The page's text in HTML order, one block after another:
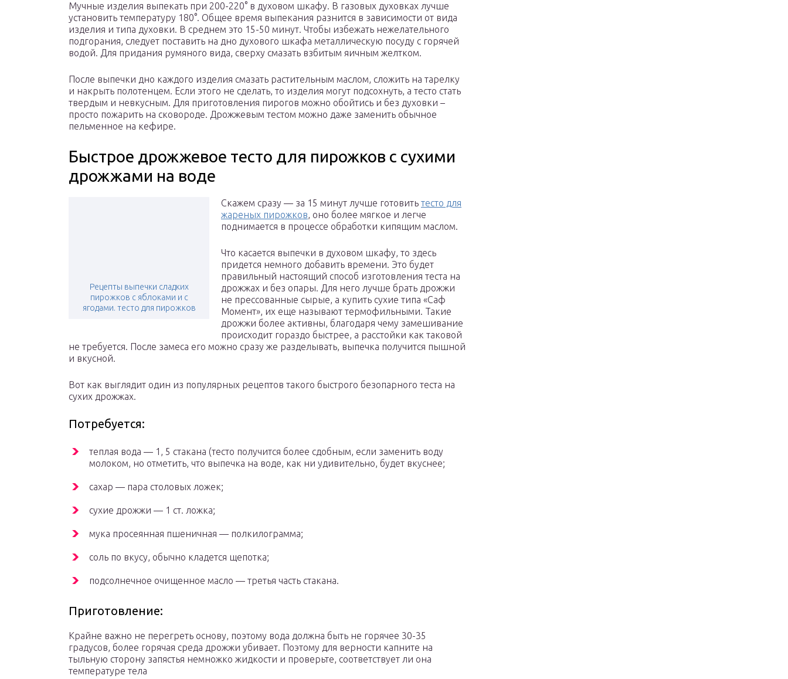
Мучные изделия выпекать при 200-220° в духовом шкафу. В газовых духовках лучше
установить температуру 180°. Общее время выпекания разнится в зависимости от вида
изделия и типа духовки. В среднем это 15-50 минут. Чтобы избежать нежелательного
подгорания, следует поставить на дно духового шкафа металлическую посуду с горячей
водой. Для придания румяного вида, сверху смазать взбитым яичным желтком.
После выпечки дно каждого изделия смазать растительным маслом, сложить на тарелку
и накрыть полотенцем. Если этого не сделать, то изделия могут подсохнуть, а тесто стать
твердым и невкусным. Для приготовления пирогов можно обойтись и без духовки –
просто пожарить на сковороде. Дрожжевым тестом можно даже заменить обычное
пельменное на кефире.
Быстрое дрожжевое тесто для пирожков с сухими
дрожжами на воде
Рецепты выпечки сладких
пирожков с яблоками и с
ягодами. тесто для пирожков
Скажем сразу — за 15 минут лучше готовить тесто для
жареных пирожков, оно более мягкое и легче
поднимается в процессе обработки кипящим маслом.
Что касается выпечки в духовом шкафу, то здесь
придется немного добавить времени. Это будет
правильный настоящий способ изготовления теста на
дрожжах и без опары. Для него лучше брать дрожжи
не прессованные сырые, а купить сухие типа «Саф
Момент», их еще называют термофильными. Такие
дрожжи более активны, благодаря чему замешивание
происходит гораздо быстрее, а расстойки как таковой
не требуется. После замеса его можно сразу же разделывать, выпечка получится пышной
и вкусной.
Вот как выглядит один из популярных рецептов такого быстрого безопарного теста на
сухих дрожжах.
Потребуется:
теплая вода — 1, 5 стакана (тесто получится более сдобным, если заменить воду
молоком, но отметить, что выпечка на воде, как ни удивительно, будет вкуснее;
сахар — пара столовых ложек;
сухие дрожжи — 1 ст. ложка;
мука просеянная пшеничная — полкилограмма;
соль по вкусу, обычно кладется щепотка;
подсолнечное очищенное масло — третья часть стакана.
Приготовление:
Крайне важно не перегреть основу, поэтому вода должна быть не горячее 30-35
градусов, более горячая среда дрожжи убивает. Поэтому для верности капните на
тыльную сторону запястья немножко жидкости и проверьте, соответствует ли она
температуре тела